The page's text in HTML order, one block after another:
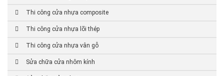
Thi công cửa nhựa composite
Thi công cửa nhựa lõi thép
Thi công cửa nhựa vân gỗ
Sửa chữa cửa nhôm kính